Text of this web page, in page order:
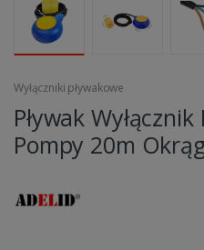
Wyłączniki pływakowe
Pływak
Pompy 20m